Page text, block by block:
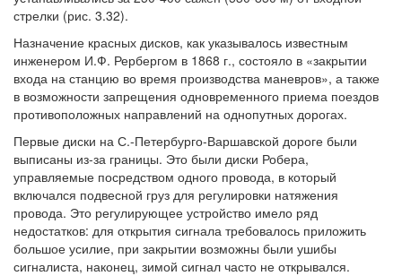
стрелки (рис. 3.32).
Назначение красных дисков, как указывалось известным
инженером И.Ф. Рербергом в 1868 г., состояло в «закрытии
входа на станцию во время производства маневров», а также
в возможности запрещения одновременного приема поездов
противоположных направлений на однопутных дорогах.
Первые диски на С.-Петербурго-Варшавской дороге были
выписаны из-за границы. Это были диски Робера,
управляемые посредством одного провода, в который
включался подвесной груз для регулировки натяжения
провода. Это регулирующее устройство имело ряд
недостатков: для открытия сигнала требовалось приложить
большое усилие, при закрытии возможны были ушибы
сигналиста, наконец, зимой сигнал часто не открывался.